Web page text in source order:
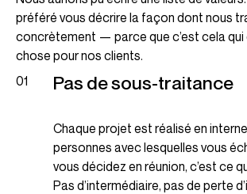
préféré vous décrire la façon dont nous
concrètement — parce que c’est cela qui
chose pour nos clients.
Pas de sous-traitance
Chaque projet est réalisé en
personnes avec lesquelles vous
vous décidez en réunion, c’est ce
Pas d’intermédiaire, pas de perte